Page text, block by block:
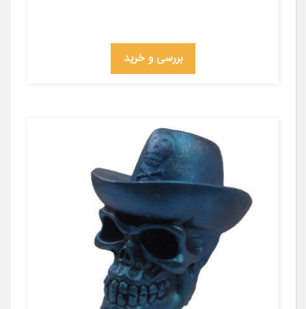
بررسی و خرید